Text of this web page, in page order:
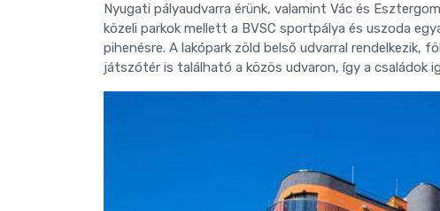
Nyugati pályaudvarra érünk, valamint Vác és
közeli parkok mellett a BVSC sportpálya és uszoda
pihenésre. A lakópark zöld belső udvarral rendelkezik,
játszótér is található a közös udvaron, így a családok